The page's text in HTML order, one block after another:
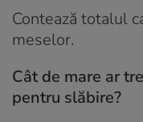
Contează totalul
meselor.
Cât de mare ar
pentru slăbire?